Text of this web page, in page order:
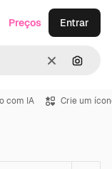
Limpar
Preços Entrar
com IA Crie um